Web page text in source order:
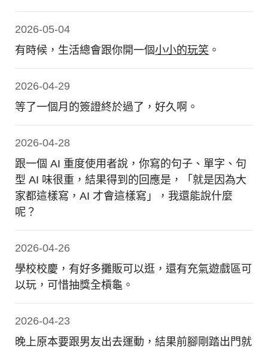
2026-05-04
有時候，生活總會跟你開一個小小的玩笑 。
2026-04-29
等了一個月的簽證終於過了，好久啊。
2026-04-28
跟一個 AI 重度使用者說，你寫的句子、單字、句
型 AI 味很重，結果得到的回應是，「就是因為大
家都這樣寫，AI 才會這樣寫」，我還能說什麼
呢？
2026-04-26
學校校慶，有好多攤販可以逛，還有充氣遊戲區可
以玩，可惜抽獎全槓龜。
2026-04-23
晚上原本要跟男友出去運動，結果前腳剛踏出門就